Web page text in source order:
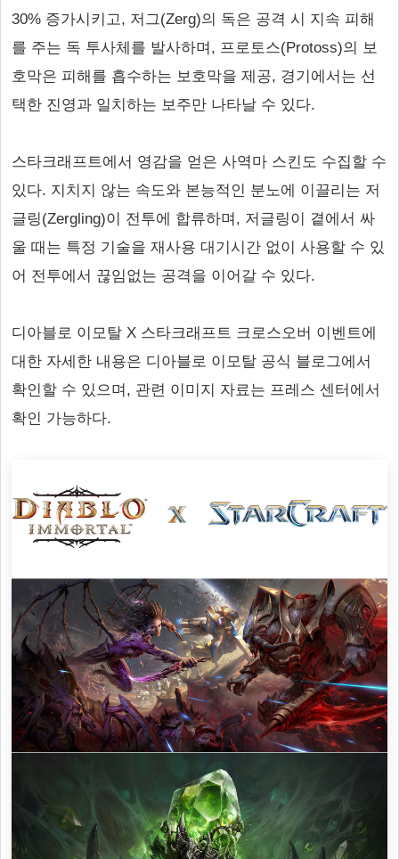
30% 증가시키고, 저그(Zerg)의 독은 공격 시 지속 피해
를 주는 독 투사체를 발사하며, 프로토스(Protoss)의 보
호막은 피해를 흡수하는 보호막을 제공, 경기에서는 선
택한 진영과 일치하는 보주만 나타날 수 있다.
스타크래프트에서 영감을 얻은 사역마 스킨도 수집할 수
있다. 지치지 않는 속도와 본능적인 분노에 이끌리는 저
글링(Zergling)이 전투에 합류하며, 저글링이 곁에서 싸
울 때는 특정 기술을 재사용 대기시간 없이 사용할 수 있
어 전투에서 끊임없는 공격을 이어갈 수 있다.
디아블로 이모탈 X 스타크래프트 크로스오버 이벤트에
대한 자세한 내용은 디아블로 이모탈 공식 블로그에서
확인할 수 있으며, 관련 이미지 자료는 프레스 센터에서
확인 가능하다.